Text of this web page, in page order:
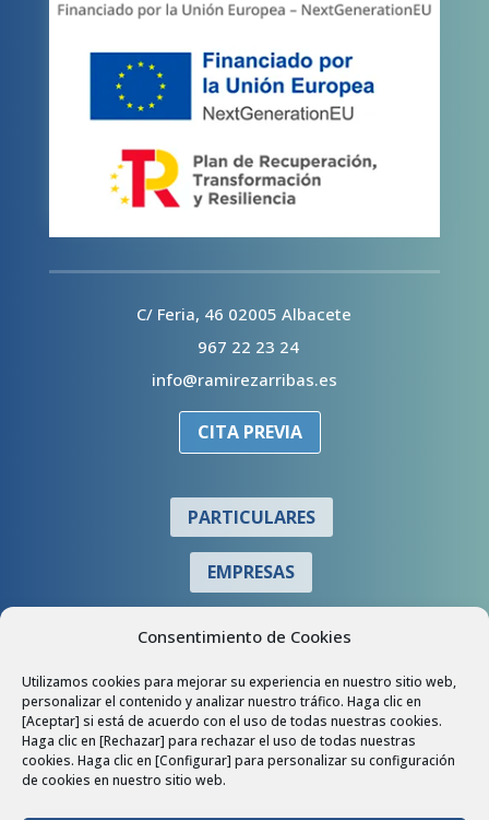
Consentimiento de Cookies
Utilizamos cookies para mejorar su experiencia en nuestro sitio web,
personalizar el contenido y analizar nuestro tráfico. Haga clic en
[Aceptar] si está de acuerdo con el uso de todas nuestras cookies.
Haga clic en [Rechazar] para rechazar el uso de todas nuestras
cookies. Haga clic en [Configurar] para personalizar su configuración
de cookies en nuestro sitio web.
C/ Feria, 46 02005 Albacete
967 22 23 24
info@ramirezarribas.es
CITA PREVIA
PARTICULARES
EMPRESAS
COLABORADORES